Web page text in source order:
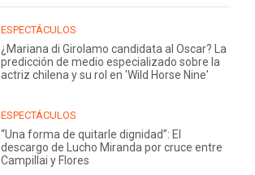
ESPECTÁCULOS
¿Mariana di Girolamo candidata al Oscar? La
predicción de medio especializado sobre la
actriz chilena y su rol en 'Wild Horse Nine'
ESPECTÁCULOS
“Una forma de quitarle dignidad”: El
descargo de Lucho Miranda por cruce entre
Campillai y Flores